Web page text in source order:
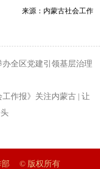
来源： 内蒙古社会工作
全区党建引领基层治理
作报》关注内蒙古 | 让
© 版权所有